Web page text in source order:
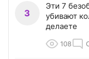
3
Эти 7
убивают
делаете
108